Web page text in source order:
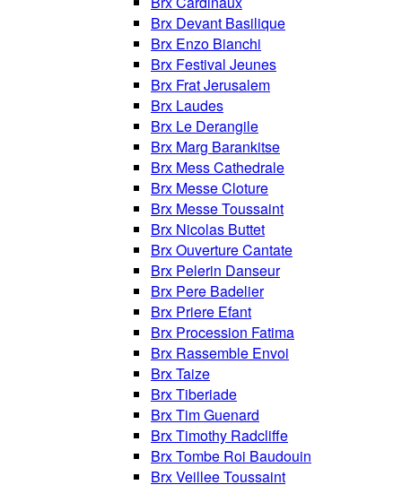
Brx Devant Basilique
Brx Enzo Bianchi
Brx Festival Jeunes
Brx Frat Jerusalem
Brx Laudes
Brx Le Derangile
Brx Marg Barankitse
Brx Mess Cathedrale
Brx Messe Cloture
Brx Messe Toussaint
Brx Nicolas Buttet
Brx Ouverture Cantate
Brx Pelerin Danseur
Brx Pere Badelier
Brx Priere Efant
Brx Procession Fatima
Brx Rassemble Envoi
Brx Taize
Brx Tiberiade
Brx Tim Guenard
Brx Timothy Radcliffe
Brx Tombe Roi Baudouin
Brx Veillee Toussaint